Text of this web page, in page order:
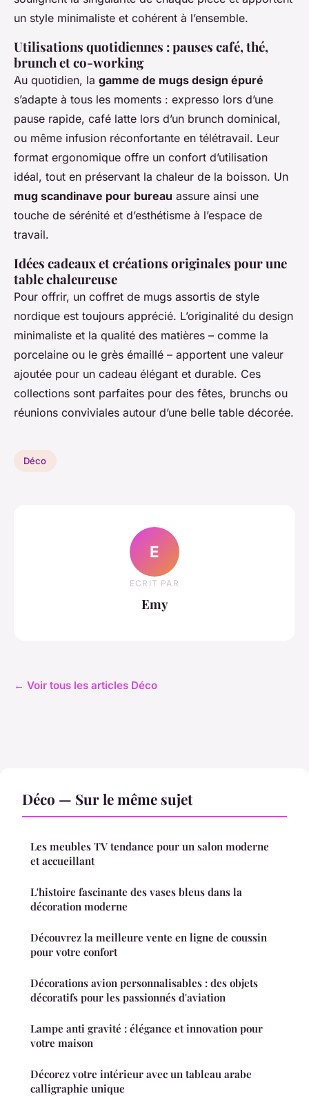
un style minimaliste et cohérent à l’ensemble.
Utilisations quotidiennes : pauses café, thé,
brunch et co-working
Au quotidien, la gamme de mugs design épuré
s’adapte à tous les moments : expresso lors d’une
pause rapide, café latte lors d’un brunch dominical,
ou même infusion réconfortante en télétravail. Leur
format ergonomique offre un confort d’utilisation
idéal, tout en préservant la chaleur de la boisson. Un
mug scandinave pour bureau assure ainsi une
touche de sérénité et d’esthétisme à l’espace de
travail.
Idées cadeaux et créations originales pour une
table chaleureuse
Pour offrir, un coffret de mugs assortis de style
nordique est toujours apprécié. L’originalité du design
minimaliste et la qualité des matières – comme la
porcelaine ou le grès émaillé – apportent une valeur
ajoutée pour un cadeau élégant et durable. Ces
collections sont parfaites pour des fêtes, brunchs ou
réunions conviviales autour d’une belle table décorée.
Déco
E
ECRIT PAR
Emy
← Voir tous les articles Déco
Déco — Sur le même sujet
Les meubles TV tendance pour un salon moderne
et accueillant
L'histoire fascinante des vases bleus dans la
décoration moderne
Découvrez la meilleure vente en ligne de coussin
pour votre confort
Décorations avion personnalisables : des objets
décoratifs pour les passionnés d'aviation
Lampe anti gravité : élégance et innovation pour
votre maison
Décorez votre intérieur avec un tableau arabe
calligraphie unique